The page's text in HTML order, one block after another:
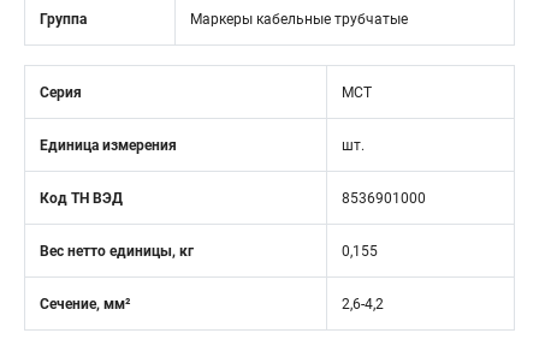
Группа Маркеры кабельные трубчатые
Серия MCT
Единица измерения шт.
Код ТН ВЭД 8536901000
Вес нетто единицы, кг 0,155
Сечение, мм² 2,6-4,2